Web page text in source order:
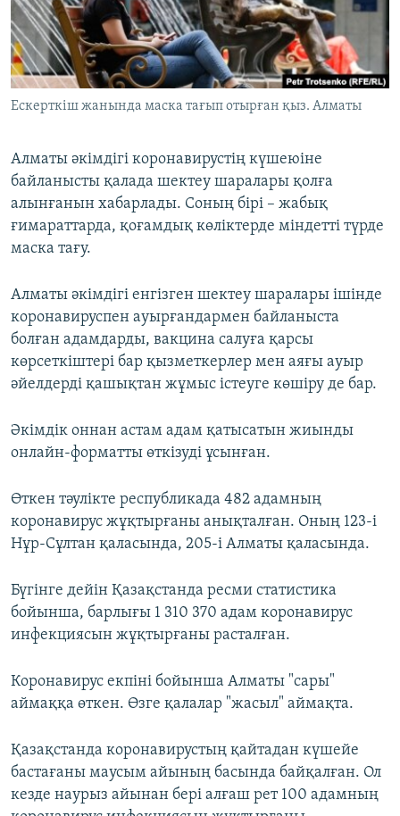
ЖАЗЫЛЫҢЫЗ
Басқа тілдерде
Ескерткіш жанында маска тағып отырған қыз. Алматы
Алматы әкімдігі коронавирустің күшеюіне
байланысты қалада шектеу шаралары қолға
алынғанын хабарлады. Соның бірі – жабық
ғимараттарда, қоғамдық көліктерде міндетті түрде
маска тағу.
Алматы әкімдігі енгізген шектеу шаралары ішінде
коронавируспен ауырғандармен байланыста
болған адамдарды, вакцина салуға қарсы
көрсеткіштері бар қызметкерлер мен аяғы ауыр
әйелдерді қашықтан жұмыс істеуге көшіру де бар.
Әкімдік оннан астам адам қатысатын жиынды
онлайн-форматты өткізуді ұсынған.
Өткен тәулікте республикада 482 адамның
коронавирус жұқтырғаны анықталған. Оның 123-і
Нұр-Сұлтан қаласында, 205-і Алматы қаласында.
Бүгінге дейін Қазақстанда ресми статистика
бойынша, барлығы 1 310 370 адам коронавирус
инфекциясын жұқтырғаны расталған.
Коронавирус екпіні бойынша Алматы "сары"
аймаққа өткен. Өзге қалалар "жасыл" аймақта.
Қазақстанда коронавирустың қайтадан күшейе
бастағаны маусым айының басында байқалған. Ол
кезде наурыз айынан бері алғаш рет 100 адамның